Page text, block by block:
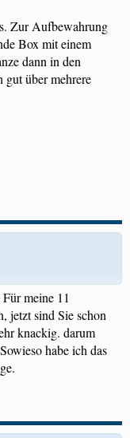
Zur Aufbewahrung
Box mit einem
dann in den
gut über mehrere
meine 11
jetzt sind Sie schon
knackig. darum
habe ich das